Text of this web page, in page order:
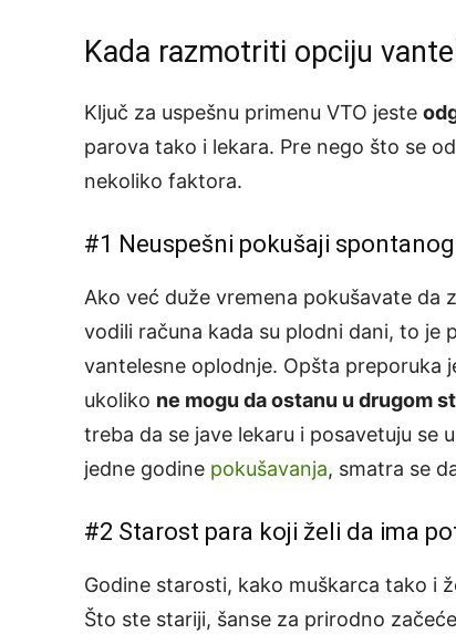
Kada razmotriti opciju
Ključ za uspešnu primenu VTO jeste
parova tako i lekara. Pre nego što se
nekoliko faktora.
#1 Neuspešni pokušaji
Ako već duže vremena pokušavate
vodili računa kada su plodni dani, to je
vantelesne oplodnje. Opšta preporuka
ukoliko ne mogu da ostanu u drugom
treba da se jave lekaru i posavetuju se
jedne godine pokušavanja, smatra se
#2 Starost para koji želi da ima
Godine starosti, kako muškarca tako i
Što ste stariji, šanse za prirodno